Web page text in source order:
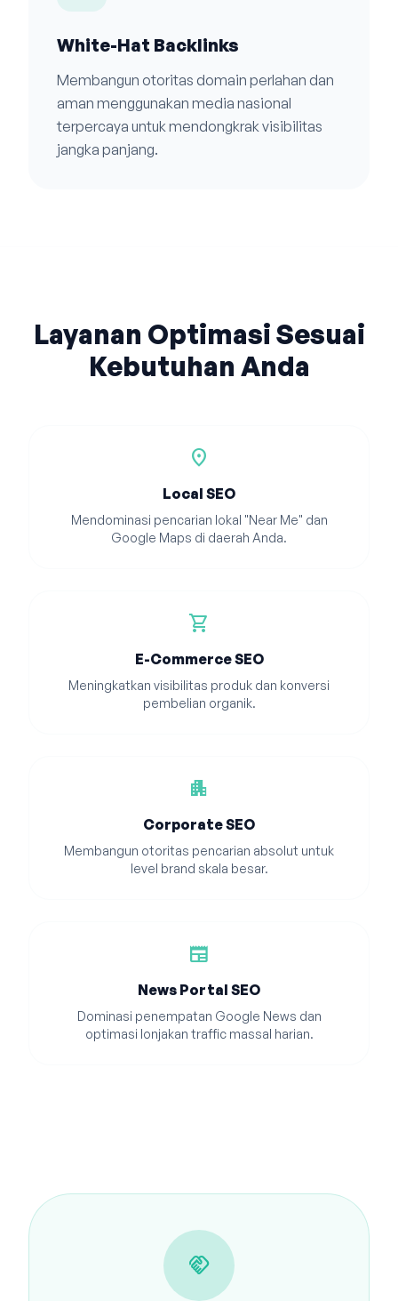
White-Hat Backlinks
Membangun otoritas domain perlahan dan
aman menggunakan media nasional
terpercaya untuk mendongkrak visibilitas
jangka panjang.
Layanan Optimasi Sesuai
Kebutuhan Anda
location_on
Local SEO
Mendominasi pencarian lokal "Near Me" dan
Google Maps di daerah Anda.
shopping_cart
E-Commerce SEO
Meningkatkan visibilitas produk dan konversi
pembelian organik.
apartment
Corporate SEO
Membangun otoritas pencarian absolut untuk
level brand skala besar.
newspaper
News Portal SEO
Dominasi penempatan Google News dan
optimasi lonjakan traffic massal harian.
handshake